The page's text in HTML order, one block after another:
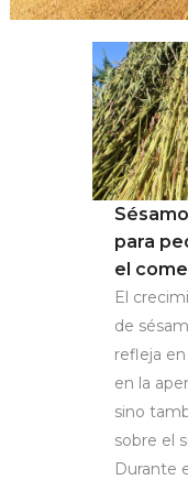
para
el
El
de
refleja
en la
sino
sobre el
Durante